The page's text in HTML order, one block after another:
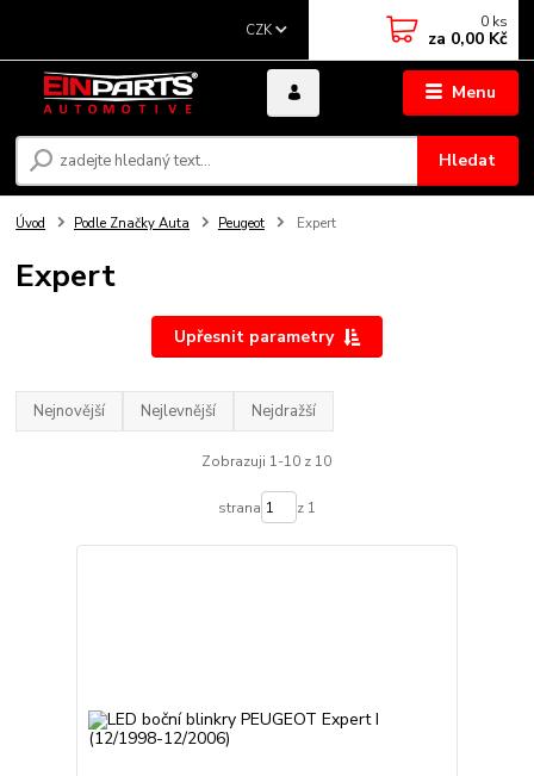
Menu
CZK
Hledat
0 ks
za 0,00 Kč
Úvod Podle Značky Auta Peugeot Expert
Expert
Upřesnit parametry
Nejnovější Nejlevnější Nejdražší
Zobrazuji 1-10 z 10
strana z 1